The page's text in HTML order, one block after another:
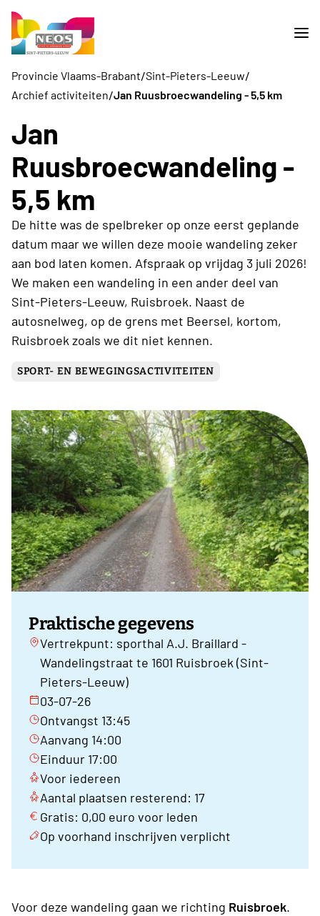
Provincie Vlaams-Brabant/Sint-Pieters-Leeuw/
Archief activiteiten/Jan Ruusbroecwandeling - 5,5 km
Jan
Ruusbroecwandeling -
5,5 km
De hitte was de spelbreker op onze eerst geplande
datum maar we willen deze mooie wandeling zeker
aan bod laten komen. Afspraak op vrijdag 3 juli 2026!
We maken een wandeling in een ander deel van
Sint-Pieters-Leeuw, Ruisbroek. Naast de
autosnelweg, op de grens met Beersel, kortom,
Ruisbroek zoals we dit niet kennen.
SPORT- EN BEWEGINGSACTIVITEITEN
Praktische gegevens
Vertrekpunt: sporthal A.J. Braillard -
Wandelingstraat te 1601 Ruisbroek (Sint-
Pieters-Leeuw)
03-07-26
Ontvangst 13:45
Aanvang 14:00
Einduur 17:00
Voor iedereen
Aantal plaatsen resterend: 17
Gratis: 0,00 euro voor leden
Op voorhand inschrijven verplicht
Voor deze wandeling gaan we richting Ruisbroek.